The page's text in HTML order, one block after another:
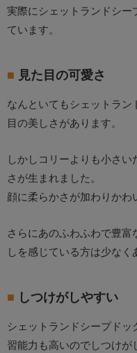
実際にシェットランドシー
ています。
見た目の可愛さ
なんといてもシェットラ
目の美しさがあります。
しかしコリーよりも小さ
さが生まれました。
顔に柔らかさが加わりかわ
さらにあのふわふわで豊
しを感じている方は少なく
しつけがしやすい
シェットランドシープド
習能力も高いのでしつけが